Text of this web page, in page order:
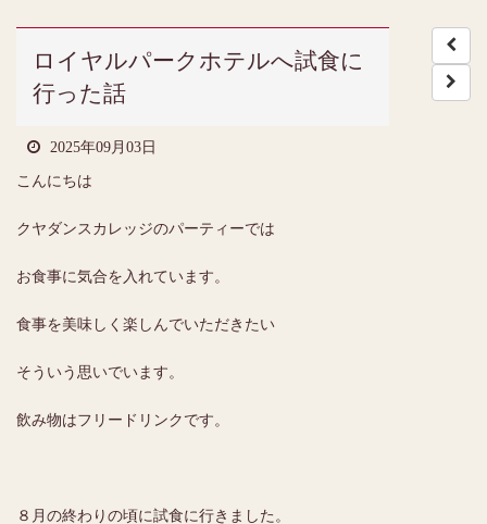
ロイヤルパークホテルへ試食に
行った話
2025年09月03日
こんにちは
クヤダンスカレッジのパーティーでは
お食事に気合を入れています。
食事を美味しく楽しんでいただきたい
そういう思いでいます。
飲み物はフリードリンクです。
８月の終わりの頃に試食に行きました。